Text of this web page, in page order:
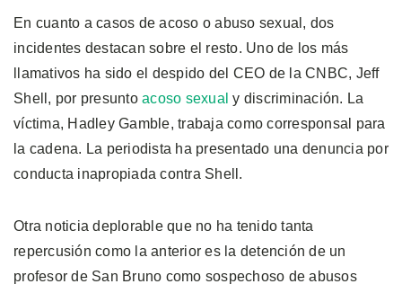
En cuanto a casos de acoso o abuso sexual, dos
incidentes destacan sobre el resto. Uno de los más
llamativos ha sido el despido del CEO de la CNBC, Jeff
Shell, por presunto acoso sexual y discriminación. La
víctima, Hadley Gamble, trabaja como corresponsal para
la cadena. La periodista ha presentado una denuncia por
conducta inapropiada contra Shell.
Otra noticia deplorable que no ha tenido tanta
repercusión como la anterior es la detención de un
profesor de San Bruno como sospechoso de abusos